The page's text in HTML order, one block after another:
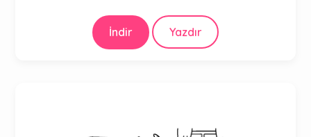
İndir Yazdır